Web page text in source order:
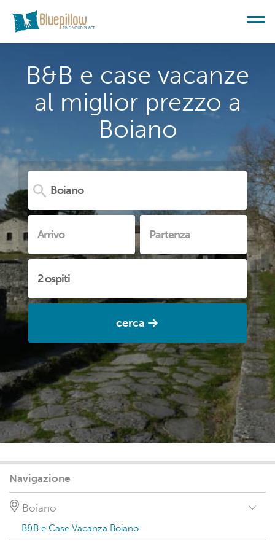
B&B e case vacanze
al miglior prezzo a
Boiano
cerca
Navigazione
Boiano
B&B e Case Vacanza Boiano